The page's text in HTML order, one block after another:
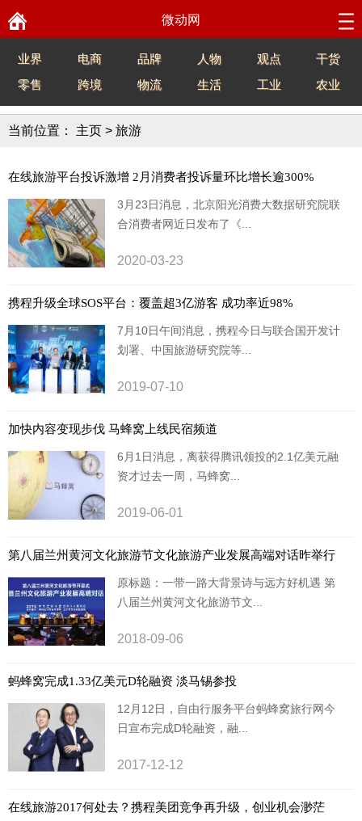
微动网
业界 电商 品牌 人物 观点
干货
零售
跨境 物流 生活 工业 农业
当前位置： 主页 > 旅游
在线旅游平台投诉激增 2月消费者投诉量环比增长逾300%
3月23日消息，北京阳光消费大数据研究院联
合消费者网近日发布了《...
2020-03-23
携程升级全球SOS平台：覆盖超3亿游客 成功率近98%
7月10日午间消息，携程今日与联合国开发计
划署、中国旅游研究院等...
2019-07-10
加快内容变现步伐 马蜂窝上线民宿频道
6月1日消息，离获得腾讯领投的2.1亿美元融
资才过去一周，马蜂窝...
2019-06-01
第八届兰州黄河文化旅游节文化旅游产业发展高端对话昨举行
原标题：一带一路大背景诗与远方好机遇 第
八届兰州黄河文化旅游节文...
2018-09-06
蚂蜂窝完成1.33亿美元D轮融资 淡马锡参投
12月12日，自由行服务平台蚂蜂窝旅行网今
日宣布完成D轮融资，融...
2017-12-12
在线旅游2017何处去？携程美团竞争再升级，创业机会渺茫